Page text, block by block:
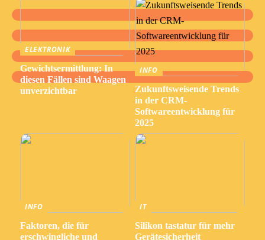
ELEKTRONIK
Gewichtsermittlung: In
diesen Fällen sind Waagen
unverzichtbar
INFO
Zukunftsweisende Trends
in der CRM-
Softwareentwicklung für
2025
INFO
Faktoren, die für
erschwingliche und
IT
Silikon tastatur für mehr
Gerätesicherheit